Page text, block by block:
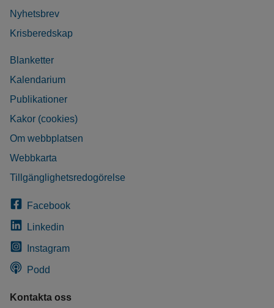
Nyhetsbrev
Krisberedskap
Blanketter
Kalendarium
Publikationer
Kakor (cookies)
Om webbplatsen
Webbkarta
Tillgänglighetsredogörelse
Facebook
Linkedin
Instagram
Podd
Kontakta oss